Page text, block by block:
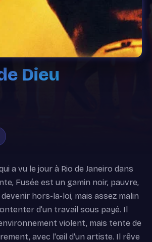
Dieu
a vu le jour à Rio de Janeiro dans
Fusée est un gamin noir, pauvre,
hors-la-loi, mais assez malin
d'un travail sous payé. Il
violent, mais tente de
avec l'œil d'un artiste. Il rêve